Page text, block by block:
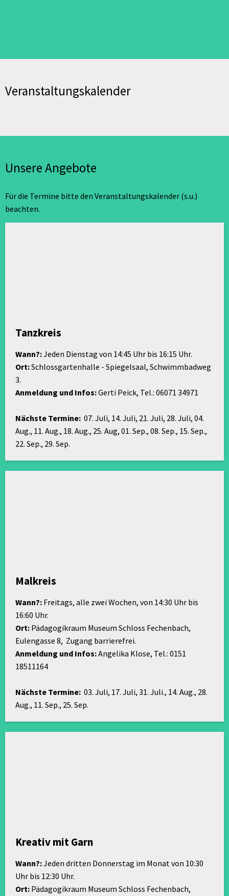
Veranstaltungskalender
Unsere Angebote
Für die Termine bitte den Veranstaltungskalender (s.u.)
beachten.
Tanzkreis
Wann?:Jeden Dienstag von 14:45 Uhr bis 16:15 Uhr.
Ort:Schlossgartenhalle - Spiegelsaal, Schwimmbadweg
3.
Anmeldung und Infos:Gerti Peick, Tel.: 06071 34971
Nächste Termine: 07. Juli, 14. Juli, 21. Juli, 28. Juli, 04.
Aug., 11. Aug., 18. Aug., 25. Aug, 01. Sep., 08. Sep., 15. Sep.,
22. Sep., 29. Sep.
Malkreis
Wann?: Freitags, alle zwei Wochen, von 14:30 Uhr bis
16:60 Uhr.
Ort: Pädagogikraum Museum Schloss Fechenbach,
Eulengasse 8, Zugang barrierefrei.
Anmeldung und Infos:Angelika Klose, Tel.: 0151
18511164
Nächste Termine: 03. Juli, 17. Juli, 31. Juli., 14. Aug., 28.
Aug., 11. Sep., 25. Sep.
Kreativ mit Garn
Wann?:Jeden dritten Donnerstag im Monat von 10:30
Uhr bis 12:30 Uhr.
Ort: Pädagogikraum Museum Schloss Fechenbach,